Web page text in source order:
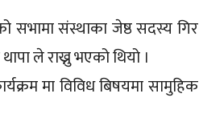
सभामा संस्थाका जेष्ठ सदस्य गिर
ले राख्नु भएको थियो ।
मा विविध बिषयमा सामुहिक